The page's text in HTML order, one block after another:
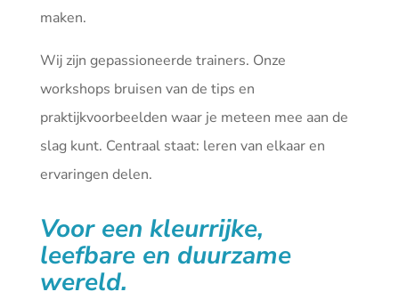
maken.
Wij zijn gepassioneerde trainers. Onze
workshops bruisen van de tips en
praktijkvoorbeelden waar je meteen mee aan de
slag kunt. Centraal staat: leren van elkaar en
ervaringen delen.
Voor een kleurrijke,
leefbare en duurzame
wereld.